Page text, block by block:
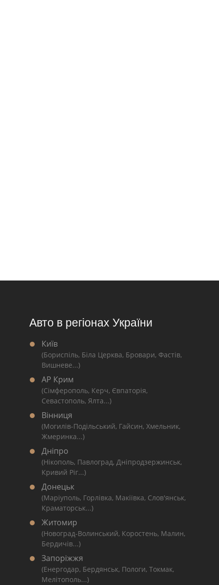
Авто в регіонах України
Київ
(Бориспіль, Біла Церква, Бровари, Фастів,
Вишневе...)
АР Крим
(Сімферополь, Керч, Євпаторія,
Севастополь, Ялта...)
Вінниця
(Могилів-Подільський, Гайсин, Хмельник,
Жмеринка...)
Дніпро
(Нікополь, Павлоград, Дніпродзержинськ,
Кривий Ріг...)
Донецьк
(Маріуполь, Горлівка, Макіївка, Слов'янськ,
Краматорськ...)
Житомир
(Новоград-Волинський, Коростень, Малин,
Бердичів...)
Запоріжжя
(Енергодар, Бердянськ, Пологи, Токмак,
Мелітополь...)